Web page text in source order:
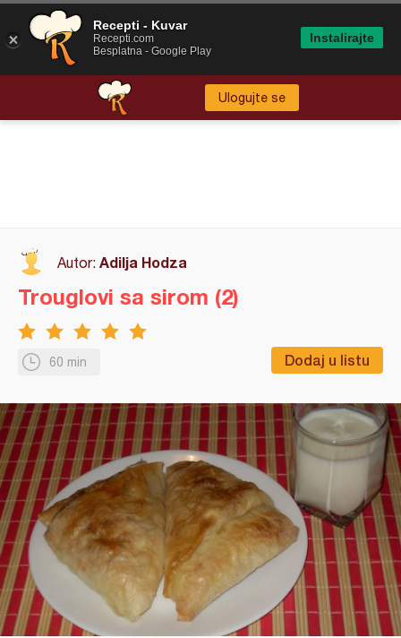
Ulogujte se
Autor: Adilja Hodza
60 min Dodaj u listu
Trouglovi sa sirom (2)
Recepti - Kuvar
Recepti.com
Besplatna - Google Play
Instalirajte